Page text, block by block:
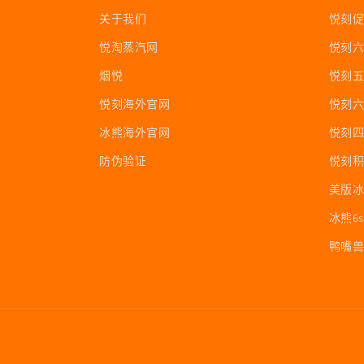
关于我们
悦淘蒸汽网
烟悦
悦刻海外官网
冰熊海外官网
防伪验证
悦刻
悦刻
悦刻
悦刻
悦刻
悦刻
美版
冰熊6s
鸭嘴